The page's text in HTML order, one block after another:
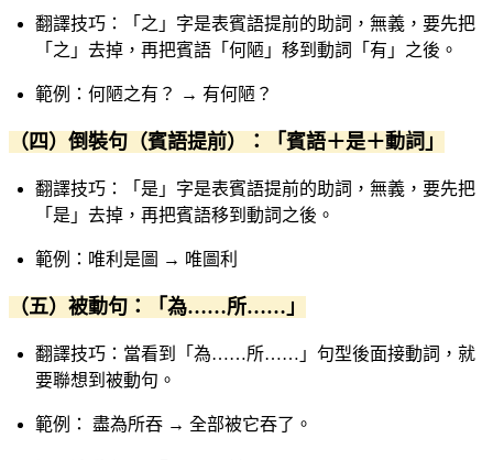
翻譯技巧：「之」字是表賓語提前的助詞，無義，要先把
「之」去掉，再把賓語「何陋」移到動詞「有」之後。
範例：何陋之有？ → 有何陋？
（四）倒裝句（賓語提前）：「賓語＋是＋動詞」
翻譯技巧：「是」字是表賓語提前的助詞，無義，要先把
「是」去掉，再把賓語移到動詞之後。
範例：唯利是圖 → 唯圖利
（五）被動句：「為……所……」
翻譯技巧：當看到「為……所……」句型後面接動詞，就
要聯想到被動句。
範例： 盡為所吞 → 全部被它吞了。